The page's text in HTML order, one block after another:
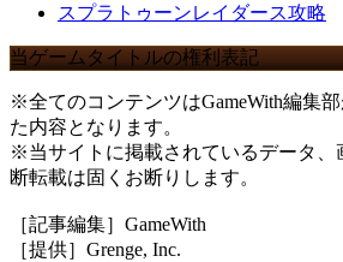
スプラトゥーンレイダース攻略
当ゲームタイトルの権利表記
※全てのコンテンツはGameWith編集
た内容となります。
※当サイトに掲載されているデータ、
断転載は固くお断りします。
［記事編集］GameWith
［提供］Grenge, Inc.